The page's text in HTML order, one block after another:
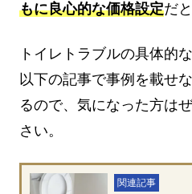
もに良心的な価格設定だ
トイレトラブルの具体的
以下の記事で事例を載せ
るので、気になった方は
さい。
関連記事